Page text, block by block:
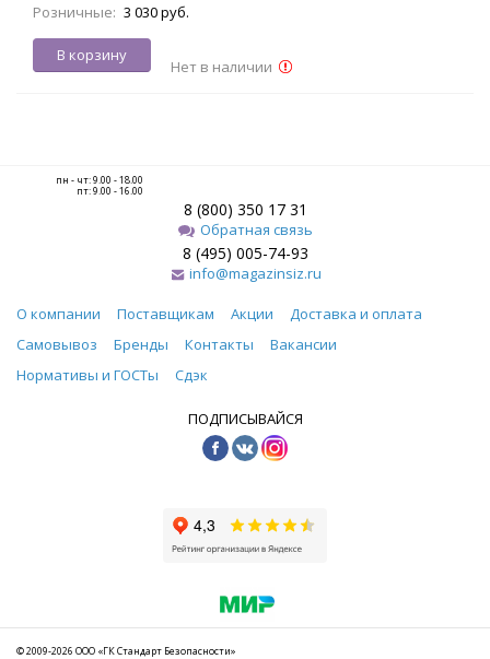
Розничные: 3 030 руб.
В корзину
Нет в наличии
пн - чт: 9.00 - 18.00
пт: 9.00 - 16.00
8 (800) 350 17 31
Обратная связь
8 (495) 005-74-93
info@magazinsiz.ru
О компании Поставщикам Акции
Доставка и оплата
Самовывоз
Бренды Контакты
Вакансии
Нормативы и ГОСТы
Сдэк
ПОДПИСЫВАЙСЯ
© 2009-2026 ООО «ГК Стандарт Безопасности»